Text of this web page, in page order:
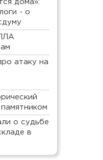
дома»:
- о
атаку на
о судьбе
в